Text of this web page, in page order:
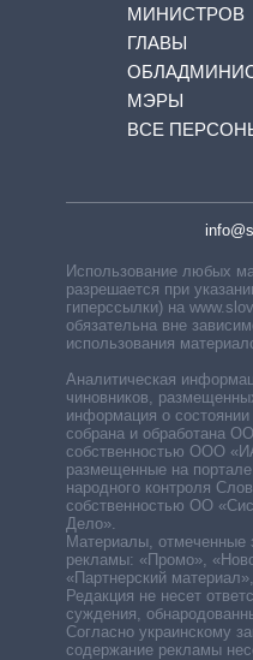
МИНИСТРОВ
ГЛАВЫ
МЭРЫ
ВСЕ
Использование любых
разрешается при
гиперссылки) на
обязательна вне
использования
Аналитическая
чиновников,
информация о
собрана и обработана
собственностью ООО
размещенные на
народного контроля
собственностью ОО
Дело».
Материалы, отмеченные
рекламы: «Промо»,
«Партнерский
Редакция не несет
суждения,
Согласно украинскому
содержание рекламы